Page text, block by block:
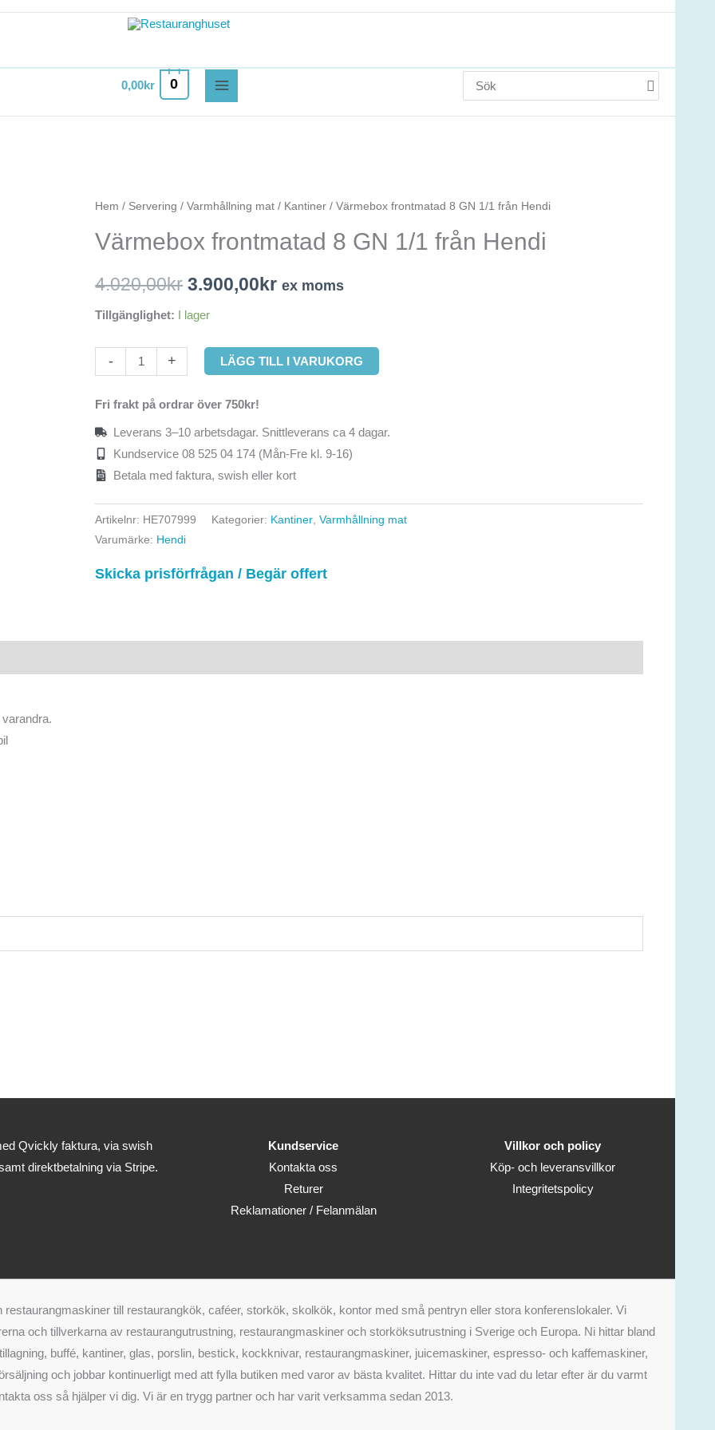
0,00kr 0
for:
Hem / Servering /Varmhållning mat / Kantiner / Värmebox frontmatad 8 GN 1/1 från Hendi
Värmebox frontmatad 8 GN 1/1 från Hendi
4.020,00kr
Det
ursprungliga
priset
var:
4.020,00kr.
3.900,00 kr
Det
nuvarande
priset
3.900,00kr.
ex moms
Tillgänglighet: I lager
-
Värmebox
8
1/1
från
+ LÄGG TILL I VARUKORG
Fri frakt på ordrar över 750kr!
Leverans 3–10 arbetsdagar. Snittleverans ca 4 dagar.
Kundservice 08 525 04 174 (Mån-Fre kl. 9-16)
Betala med faktura, swish eller kort
Artikelnr: HE707999 Kategorier: Kantiner ,Varmhållning mat
Varumärke: Hendi
Skicka prisförfrågan / Begär offert
Qvickly faktura, via swish
direktbetalning via Stripe.
Kundservice
Kontakta oss
Returer
Reklamationer / Felanmälan
Villkor och policy
Köp- och leveransvillkor
Integritetspolicy
till restaurangkök, caféer, storkök, skolkök, kontor med små pentryn eller stora konferenslokaler. Vi
och tillverkarna av restaurangutrustning, restaurangmaskiner och storköksutrustning i Sverige och Europa. Ni hittar bland
buffé, kantiner, glas, porslin, bestick, kockknivar, restaurangmaskiner, juicemaskiner, espresso- och kaffemaskiner,
och jobbar kontinuerligt med att fylla butiken med varor av bästa kvalitet. Hittar du inte vad du letar efter är du varmt
oss så hjälper vi dig. Vi är en trygg partner och har varit verksamma sedan 2013.